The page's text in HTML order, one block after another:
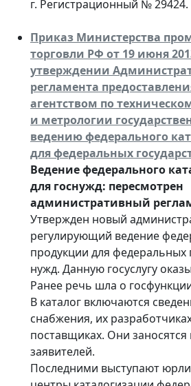
г. Регистрационный № 29424.
Приказ Министерства
торговли РФ от 19 июня
утверждении
регламента
агентством по
и метрологии
ведению федерального
для федеральных
Ведение федерального
для госнужд: пересмотрен
административный
Утвержден новый
регулирующий ведение
продукции для федеральных
нужд. Данную госуслугу
Ранее речь шла о
В каталог включаются
снабжения, их
поставщиках. Они
заявителей.
Последними выступают